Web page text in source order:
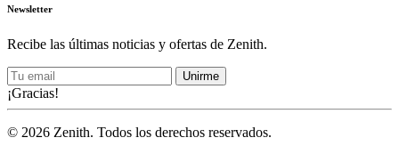
Newsletter
Recibe las últimas noticias y ofertas de Zenith.
Unirme
¡Gracias!
© 2026 Zenith. Todos los derechos reservados.